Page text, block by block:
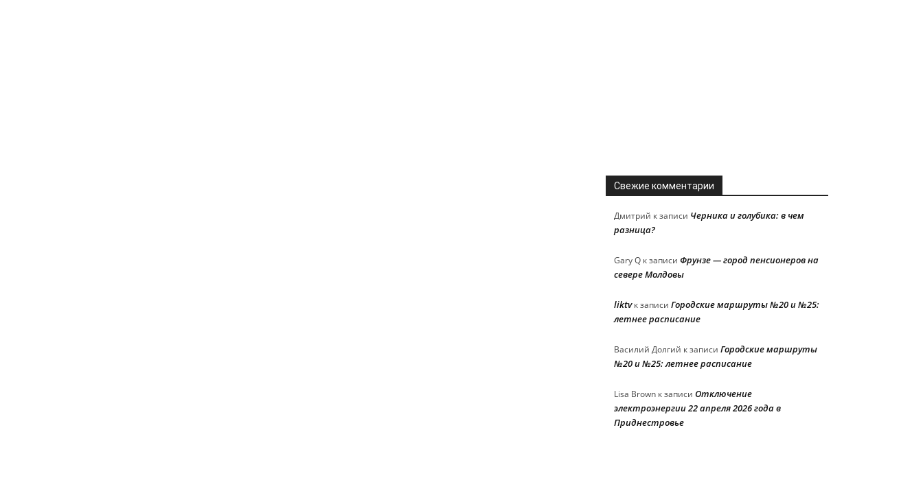
Свежие комментарии
Дмитрий к записи Черника и голубика: в чем
разница?
Gary Q к записи Фрунзе — город пенсионеров на
севере Молдовы
liktvк записи Городские маршруты №20 и №25:
летнее расписание
Василий Долгий к записи Городские маршруты
№20 и №25: летнее расписание
Lisa Brown к записи Отключение
электроэнергии 22 апреля 2026 года в
Приднестровье